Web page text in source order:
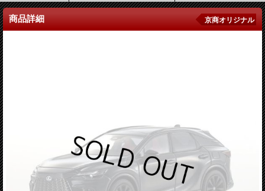
商品詳細 京商オリジナル